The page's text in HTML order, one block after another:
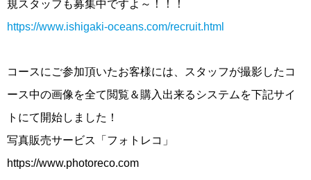
規スタッフも募集中ですよ～！！！
https://www.ishigaki-oceans.com/recruit.html
コースにご参加頂いたお客様には、スタッフが撮影したコ
ース中の画像を全て閲覧＆購入出来るシステムを下記サイ
トにて開始しました！
写真販売サービス「フォトレコ」
https://www.photoreco.com